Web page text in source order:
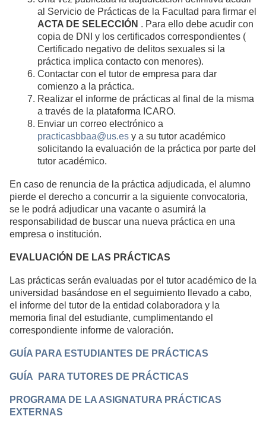
al Servicio de Prácticas de la Facultad para firmar el
ACTA DE SELECCIÓN . Para ello debe acudir con
copia de DNI y los certificados correspondientes (
Certificado negativo de delitos sexuales si la
práctica implica contacto con menores).
Contactar con el tutor de empresa para dar
comienzo a la práctica.
Realizar el informe de prácticas al final de la misma
a través de la plataforma ICARO.
Enviar un correo electrónico a
practicasbbaa@us.es y a su tutor académico
solicitando la evaluación de la práctica por parte del
tutor académico.
En caso de renuncia de la práctica adjudicada, el alumno
pierde el derecho a concurrir a la siguiente convocatoria,
se le podrá adjudicar una vacante o asumirá la
responsabilidad de buscar una nueva práctica en una
empresa o institución.
EVALUACIÓN DE LAS PRÁCTICAS
Las prácticas serán evaluadas por el tutor académico de la
universidad basándose en el seguimiento llevado a cabo,
el informe del tutor de la entidad colaboradora y la
memoria final del estudiante, cumplimentando el
correspondiente informe de valoración.
GUÍA PARA ESTUDIANTES DE PRÁCTICAS
GUÍA PARA TUTORES DE PRÁCTICAS
PROGRAMA DE LA ASIGNATURA PRÁCTICAS
EXTERNAS